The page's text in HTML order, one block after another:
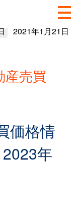
2021年1月21日
産売買
価格情
年